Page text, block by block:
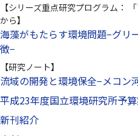
【シリーズ重点研究プログラム：
から】
海藻がもたらす環境問題−グリ
徴−
【研究ノート】
流域の開発と環境保全−メコン
平成23年度国立環境研究所予
新刊紹介